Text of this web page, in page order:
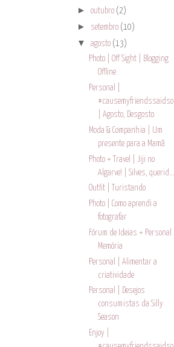
► outubro (2)
► setembro (10)
▼ agosto (13)
Photo | Off Sight | Blogging
Offline
Personal |
#causemyfriendssaidso
| Agosto, Desgosto
Moda & Companhia | Um
presente para a Mamã
Photo + Travel | Jiji no
Algarve! | Silves, querid...
Outfit | Turistando
Photo | Como aprendi a
fotografar
Fórum de Ideias + Personal |
Memória
Personal | Alimentar a
criatividade
Personal | Desejos
consumistas da Silly
Season
Enjoy |